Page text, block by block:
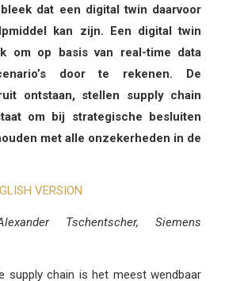
dat een digital twin daarvoor
kan zijn. Een digital twin
om op basis van real-time data
door te rekenen. De
ontstaan, stellen supply chain
om bij strategische besluiten
met alle onzekerheden in de
VERSION
Tschentscher, Siemens
supply chain is het meest wendbaar